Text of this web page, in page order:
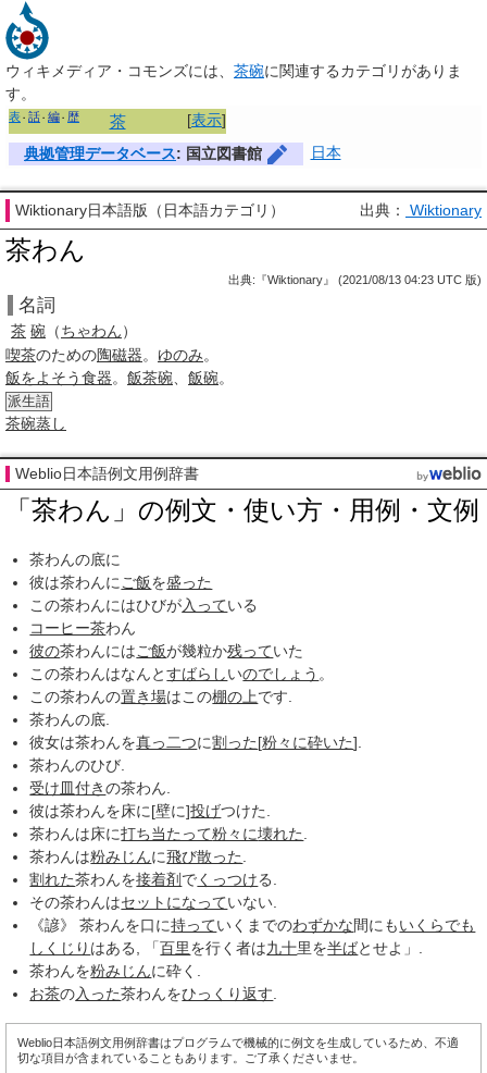
ウィキメディア・コモンズには、 茶碗に関連するカテゴリがありま
す。
[表示]
表 話 編 歴 茶
典拠管理データベース: 国立図書館 日本
Wiktionary日本語版（日本語カテゴリ） 出典： Wiktionary
茶わん
出典:『Wiktionary』 (2021/08/13 04:23 UTC 版)
名詞
茶 碗 （ちゃわん）
喫茶のための陶磁器。 ゆのみ。
飯をよそう食器。 飯茶碗 飯碗。
派生語
茶碗蒸し
Weblio日本語例文用例辞書
「茶わん」の例文・使い方・用例・文例
茶わんの底に
彼は茶わんに ご飯を盛った
この茶わんにはひびが入っている
コーヒー茶わん
彼の茶わんにはご飯が幾粒か残っていた
この茶わんはなんとすばらしいのでしょう 。
この茶わんの置き場はこの棚の上です.
茶わんの底.
彼女は茶わんを真っ二つに割った[粉々に砕いた].
茶わんのひび.
受け皿付きの茶わん.
彼は茶わんを床に[壁に]投げつけた.
茶わんは床に打ち当たって粉々に壊れた
茶わんは粉みじんに飛び散った
割れた茶わんを接着剤 でくっつける.
その茶わんはセット になっていない.
《諺》 茶わんを口に持っていくまでのわずかな間にもいくらでも
しくじり はある, 「百里を行く者は九十里を半ばとせよ」.
茶わんを粉みじんに砕く.
お茶の入った茶わんをひっくり返す
Weblio日本語例文用例辞書はプログラムで機械的に例文を生成しているため、不適
切な項目が含まれていることもあります。ご了承くださいませ。